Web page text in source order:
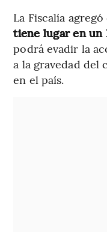
La Fiscalía agregó
tiene lugar en un
podrá evadir la
a la gravedad del
en el país.